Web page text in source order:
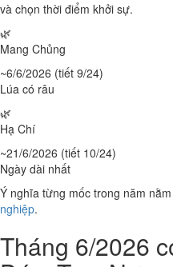
và chọn thời điểm khởi sự.
🌿
Mang Chủng
~6/6/2026 (tiết 9/24)
Lúa có râu
🌿
Hạ Chí
~21/6/2026 (tiết 10/24)
Ngày dài nhất
Ý nghĩa từng mốc trong năm
nghiệp.
Tháng 6/2026